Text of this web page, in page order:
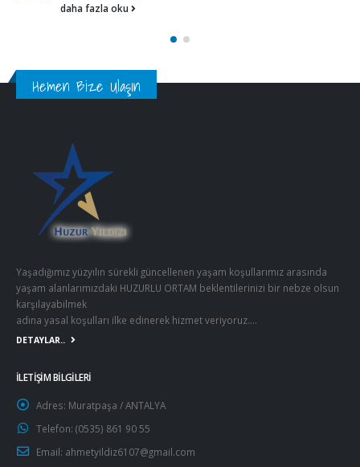
Hemen Bize Ulaşın
Yaşadığımız yüzyılın sürekli güncellenen yaşam koşullarımız arasında
yaşam alanlarımızdaki HUZURLU ORTAM beklentilerinizi bir nebze olsun
karşılayabilmek
adına yasal koşulları ilke edinerek hizmet veriyoruz….
DETAYLAR..
İLETİŞİM BİLGİLERİ
Adres: Muratpaşa / ANTALYA
Telefon: (0535) 861 90 55
Email: ahmetyildiz6107@gmail.com